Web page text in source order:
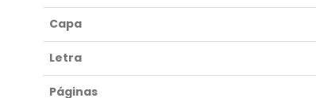
Capa
Letra
Páginas